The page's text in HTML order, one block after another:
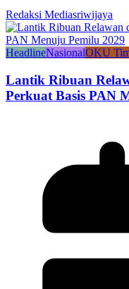
Redaksi Mediasriwijaya
HeadlineNasionalOKU
Lantik Ribuan
Perkuat Basis PAN